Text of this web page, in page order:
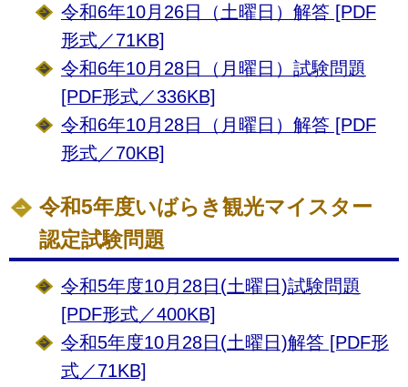
令和6年10月26日（土曜日）解答 [PDF
形式／71KB]
令和6年10月28日（月曜日）試験問題
[PDF形式／336KB]
令和6年10月28日（月曜日）解答 [PDF
形式／70KB]
令和5年度いばらき観光マイスター
認定試験問題
令和5年度10月28日(土曜日)試験問題
[PDF形式／400KB]
令和5年度10月28日(土曜日)解答 [PDF形
式／71KB]